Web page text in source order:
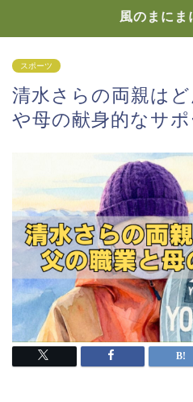
風のまにま
スポーツ
清水さらの両親は
や母の献身的なサ